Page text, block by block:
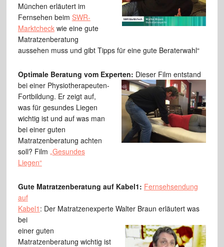
München erläutert im
Fernsehen beim SWR-
Marktcheckwie eine gute
Matratzenberatung
aussehen muss und gibt Tipps für eine gute Beraterwahl“
Optimale Beratung vom Experten: Dieser Film entstand
bei einer Physiotherapeuten-
Fortbildung. Er zeigt auf,
was für gesundes Liegen
wichtig ist und auf was man
bei einer guten
Matratzenberatung achten
soll? Film „Gesundes
Liegen“
Gute Matratzenberatung auf Kabel1: Fernsehsendung
auf
Kabel1 : Der Matratzenexperte Walter Braun erläutert was
bei
einer guten
Matratzenberatung wichtig ist